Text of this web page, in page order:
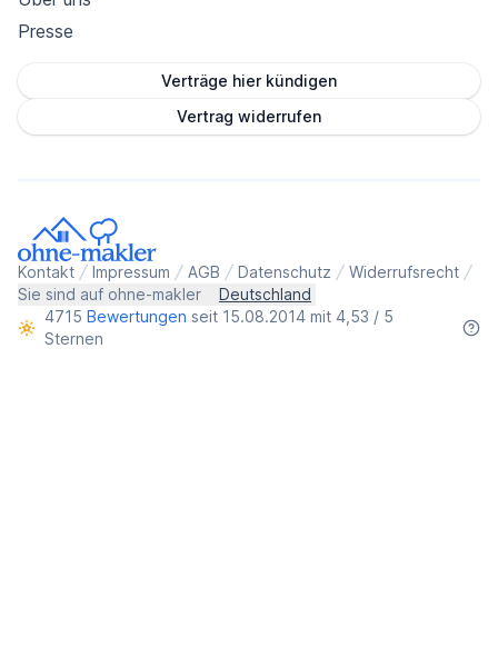
Presse
Verträge hier kündigen
Vertrag widerrufen
Kontakt Impressum AGB Datenschutz
Widerrufsrecht
Sie sind auf ohne-makler
Deutschland
4715 Bewertungen seit 15.08.2014 mit 4,53 / 5
Sternen